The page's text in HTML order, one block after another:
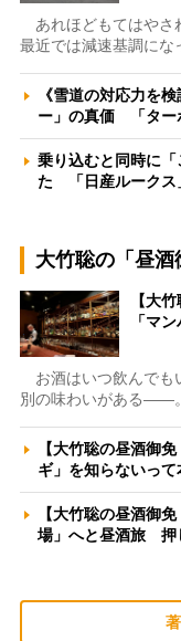
あれほどもてはやさ
最近では減速基調に
《雪道の対応力を
ー」の真価 「ター
乗り込むと同時に
た 「日産ルークス
大竹聡の「昼酒
【大
「マ
お酒はいつ飲んでも
別の味わいがある――
【大竹聡の昼酒御
ギ」を知らないっ
【大竹聡の昼酒御
場」へと昼酒旅 押